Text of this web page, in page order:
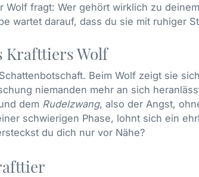
Wolf fragt: Wer gehört wirklich zu
wartet darauf, dass du sie mit ruhiger
Krafttiers Wolf
Beim Wolf zeigt sie
niemanden mehr an sich
dem Rudelzwang, also der Angst,
schwierigen Phase, lohnt sich ein
du dich nur vor Nähe?